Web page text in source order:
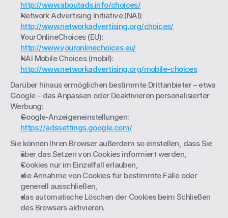
http://www.aboutads.info/choices/
http://www.networkadvertising.org/choices/
http://www.youronlinechoices.eu/
http://www.networkadvertising.org/mobile-choices
Darüber hinaus ermöglichen bestimmte Drittanbieter – etwa
Google – das Anpassen oder Deaktivieren personalisierter
Werbung:
https://adssettings.google.com/
Sie können Ihren Browser außerdem so einstellen, dass Sie
über das Setzen von Cookies informiert werden,
Cookies nur im Einzelfall erlauben,
die Annahme von Cookies für bestimmte Fälle oder
generell ausschließen,
das automatische Löschen der Cookies beim Schließen
des Browsers aktivieren.